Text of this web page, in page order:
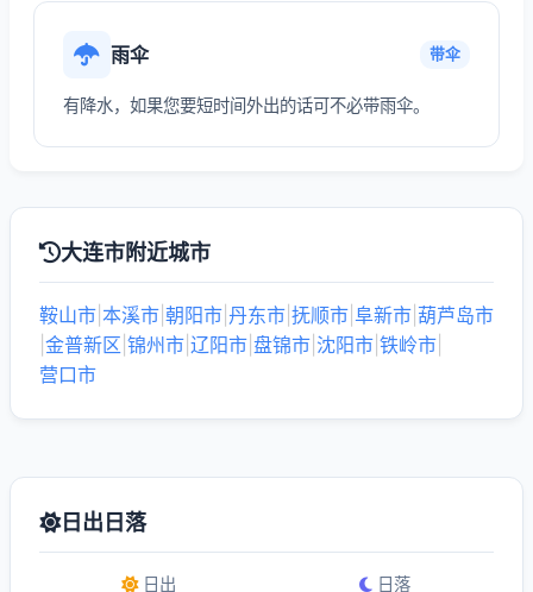
雨伞 带伞
有降水，如果您要短时间外出的话可不必带雨伞。
大连市附近城市
鞍山市 本溪市 朝阳市 丹东市 抚顺市 阜新市 葫芦岛市
金普新区 锦州市 辽阳市 盘锦市 沈阳市 铁岭市
营口市
日出日落
日出 日落